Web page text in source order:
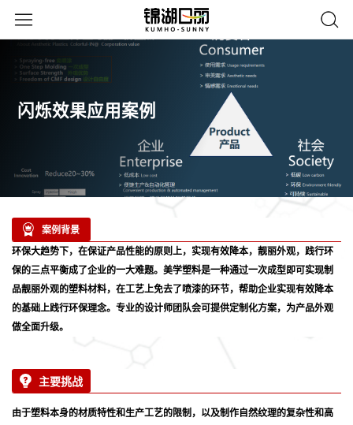
闪烁效果应用案例
案例背景
环保大趋势下，在保证产品性能的原则上，实现有效降本， 靓丽外观， 践行环
保的三点平衡成了企业的一大难题。 美学塑料是一种通过一次成型即可实现制
品靓丽外观的塑料材料， 在工艺上免去了喷漆的环节，帮助企业实现有效降本
的基础上践行环保理念。专业的设计师团队会可提供定制化方案，为产品外观
做全面升级。
主要挑战
由于塑料本身的材质特性和生产工艺的限制，以及制作自然纹理的复杂性和高